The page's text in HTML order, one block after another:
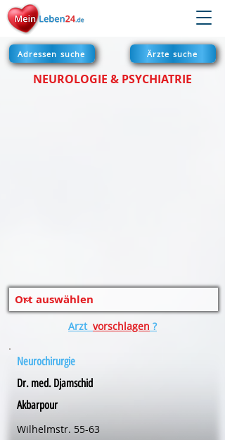
Adressen suche Ärzte suche
NEUROLOGIE & PSYCHIATRIE
Arzt vorschlagen ?
Neurochirurgie
Dr. med. Djamschid
Akbarpour
Wilhelmstr. 55-63